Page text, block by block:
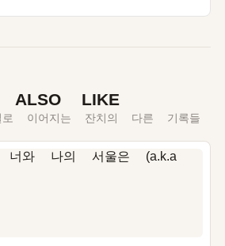
ALSO LIKE
이어지는 잔치의 다른 기록들